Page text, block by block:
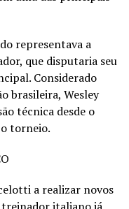
representava a
que disputaria seu
Considerado
brasileira, Wesley
técnica desde o
torneio.
a realizar novos